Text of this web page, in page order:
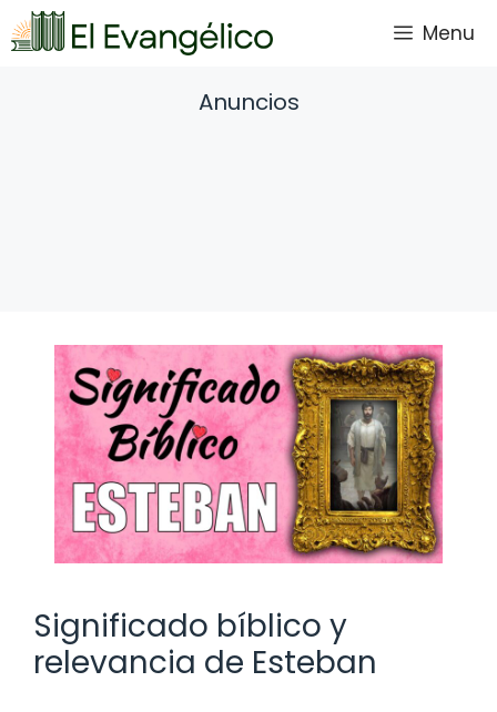
Saltar
al
Menu
Anuncios
Significado bíblico y
relevancia de Esteban